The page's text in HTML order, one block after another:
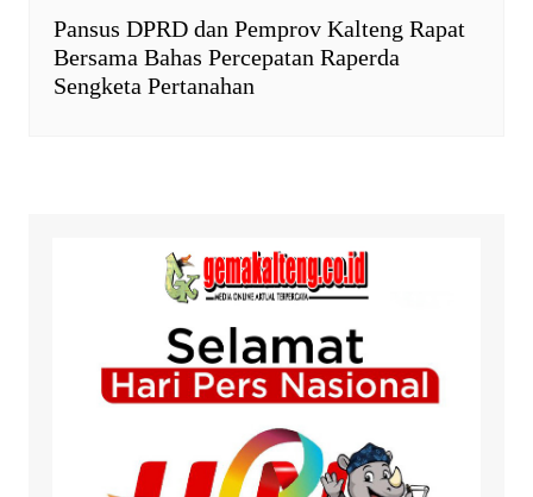
Pansus DPRD dan Pemprov Kalteng Rapat
Bersama Bahas Percepatan Raperda
Sengketa Pertanahan